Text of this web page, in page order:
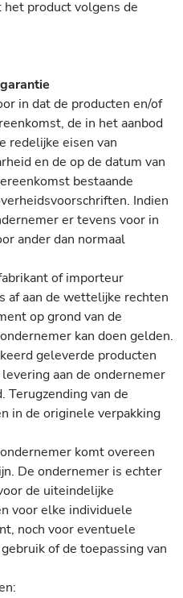
product volgens de
in dat de producten en/of
de in het aanbod
redelijke eisen van
en de op de datum van
bestaande
Indien
er tevens voor in
ander dan normaal
of importeur
af aan de wettelijke rechten
op grond van de
kan doen gelden.
geleverde producten
aan de ondernemer
van de
in de originele verpakking
komt overeen
De ondernemer is echter
de uiteindelijke
voor elke individuele
noch voor eventuele
of de toepassing van